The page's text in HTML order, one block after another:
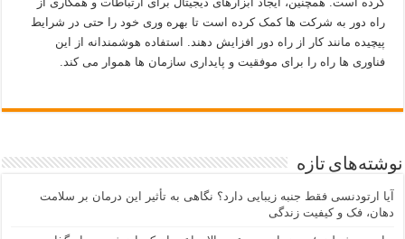
راه دور به شرکت ها کمک کرده است تا بهره وری خود را حتی در شرایط
پیچیده مانند کار از راه دور افزایش دهند. استفاده هوشمندانه از این
فناوری ها راه را برای موفقیت و پایداری سازمان ها هموار می کند.
نوشته‌های تازه
آیا ارتودنسی فقط جنبه زیبایی دارد؟ نگاهی به تأثیر این درمان بر سلامت
دهان، فک و کیفیت زندگی